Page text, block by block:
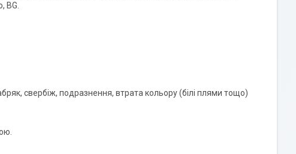
BG.
свербіж, подразнення, втрата кольору (білі плями тощо)